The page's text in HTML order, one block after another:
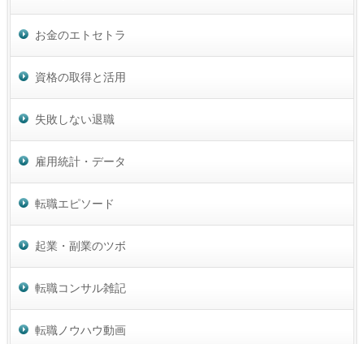
お金のエトセトラ
資格の取得と活用
失敗しない退職
雇用統計・データ
転職エピソード
起業・副業のツボ
転職コンサル雑記
転職ノウハウ動画